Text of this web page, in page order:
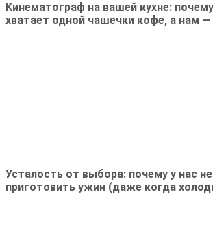
Кинематограф на вашей кухне:
хватает одной чашечки кофе, а нам —
Усталость от выбора: почему у нас
приготовить ужин (даже когда